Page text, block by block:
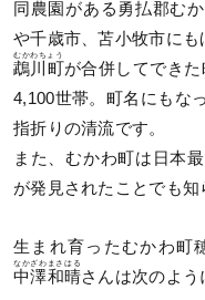
同農園がある勇払郡む
や千歳市、苫小牧市にも
鵡川町
むかわちょう
が合併してでき
4,100世帯。町名にもな
指折りの清流です。
また、むかわ町は日本
が発見されたことでも知
生まれ育ったむかわ町
中澤
なかざわ
和晴
まさはる
さんは次のよう